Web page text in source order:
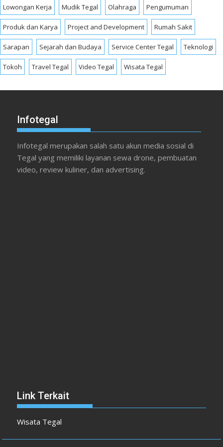
Lowongan Kerja Mudik Tegal Olahraga Pengumuman
Produk dan Karya Project and Development Rumah Sakit
Sarapan Sejarah dan Budaya Service Center Tegal Teknologi
Tokoh Travel Tegal Video Tegal Wisata Tegal
Infotegal
Infotegal merupakan salah satu akun media sosial di
Tegal yang memiliki layanan sewa drone, pembuatan
video, review kuliner, dan advertising.
Link Terkait
Wisata Tegal